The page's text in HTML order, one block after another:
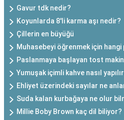
Gavur tdk nedir?
Koyunlarda 8'li karma aşı nedir?
Çillerin en büyüğü
Muhasebeyi öğrenmek için
Paslanmaya başlayan tost
Yumuşak içimli kahve nasıl
Ehliyet üzerindeki sayılar ne
Suda kalan kurbağaya ne olur
Millie Boby Brown kaç dil biliyor?